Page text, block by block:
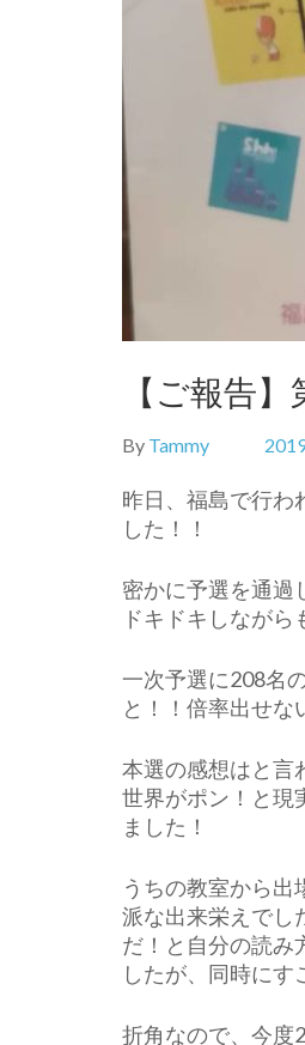
【ご報告
By Tammy
昨日、福島で行わ
した！！
密かに予選を通過
ドキドキしながら
一次予選に208名
と！！倍率出せな
本選の感想はと言
世界がポン！と現
ました！
うちの教室から
派な出来栄えでし
だ！と自分の読み
したが、同時にす
折角なので、今度